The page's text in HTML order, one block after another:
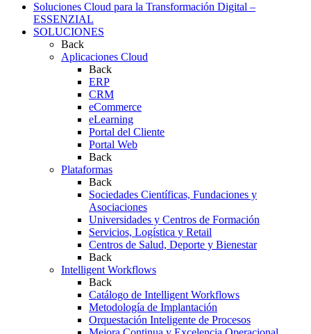
Soluciones Cloud para la Transformación Digital –
ESSENZIAL
SOLUCIONES
Back
Aplicaciones Cloud
Back
ERP
CRM
eCommerce
eLearning
Portal del Cliente
Portal Web
Back
Plataformas
Back
Sociedades Científicas, Fundaciones y
Asociaciones
Universidades y Centros de Formación
Servicios, Logística y Retail
Centros de Salud, Deporte y Bienestar
Back
Intelligent Workflows
Back
Catálogo de Intelligent Workflows
Metodología de Implantación
Orquestación Inteligente de Procesos